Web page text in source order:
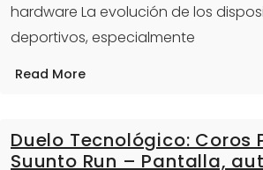
hardware La evolución de los
deportivos, especialmente
Read More
Duelo Tecnológico: Coros
Suunto Run – Pantalla,